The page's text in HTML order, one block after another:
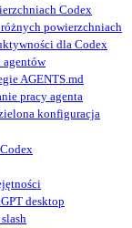
Codex
powierzchniach
dla Codex
agentów
AGENTS.md
pracy agenta
konfiguracja
desktop